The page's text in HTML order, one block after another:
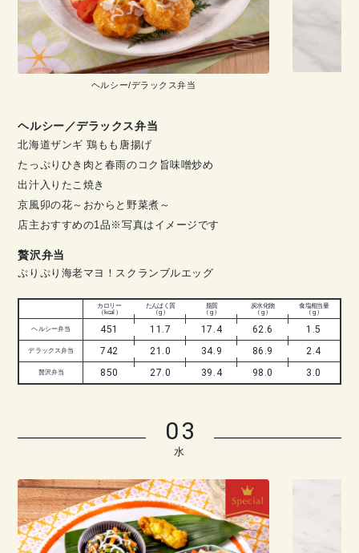
ヘルシー/デラックス弁当
ヘルシー／デラックス弁当
北海道ザンギ 鶏もも唐揚げ
たっぷりひき肉と春雨のコク旨味噌炒め
出汁入りたこ焼き
京風卯の花～おからと野菜煮～
店主おすすめの1品※写真はイメージです
贅沢弁当
ぷりぷり海老マヨ！スクランブルエッグ
カロリー
（ kcal ）
たんぱく質
（ g ）
脂質
（ g ）
炭水化物
（ g ）
食塩相当量
（ g ）
ヘルシー弁当 451 11.7 17.4 62.6 1.5
デラックス弁当 742 21.0 34.9 86.9 2.4
贅沢弁当 850 27.0 39.4 98.0 3.0
03
水